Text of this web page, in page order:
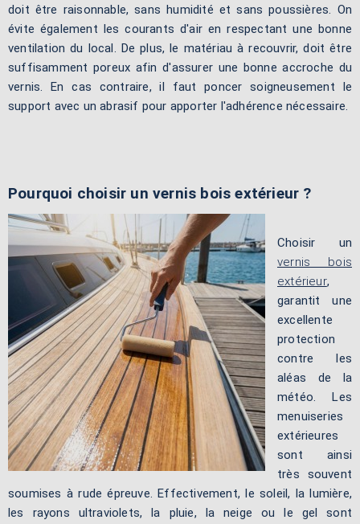
doit être raisonnable, sans humidité et sans poussières. On
évite également les courants d'air en respectant une bonne
ventilation du local. De plus, le matériau à recouvrir, doit être
suffisamment poreux afin d'assurer une bonne accroche du
vernis. En cas contraire, il faut poncer soigneusement le
support avec un abrasif pour apporter l'adhérence nécessaire.
Pourquoi choisir un vernis bois extérieur ?
Choisir un
vernis bois
extérieur,
garantit une
excellente
protection
contre les
aléas de la
météo. Les
menuiseries
extérieures
sont ainsi
très souvent
soumises à rude épreuve. Effectivement, le soleil, la lumière,
les rayons ultraviolets, la pluie, la neige ou le gel sont